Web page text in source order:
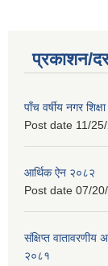
प्रकाशन/
पाँच वर्षीय नगर
Post date 11/
आर्थिक ऐन २०८२
Post date 07/
संक्षिप्त वातावरणीय
२०८१